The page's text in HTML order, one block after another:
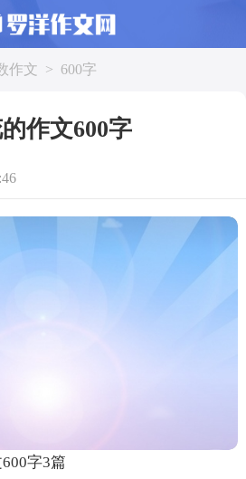
作文 > 600字
作文600字
字3篇